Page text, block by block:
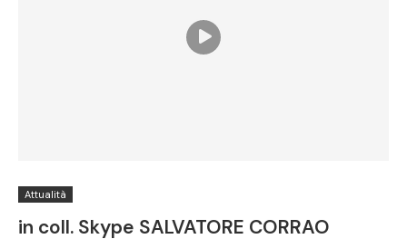
Attualità
in coll. Skype SALVATORE CORRAO